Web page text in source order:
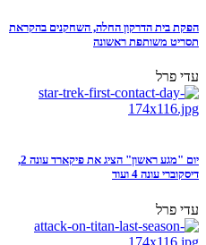
הפקת בית הדרקון החלה, השחקנים בהקראת
תסריט משותפת ראשונה
עדי פרל
יום "מגע ראשון" הציג את פיקארד עונה 2,
דיסקוברי עונה 4 ועוד
עדי פרל